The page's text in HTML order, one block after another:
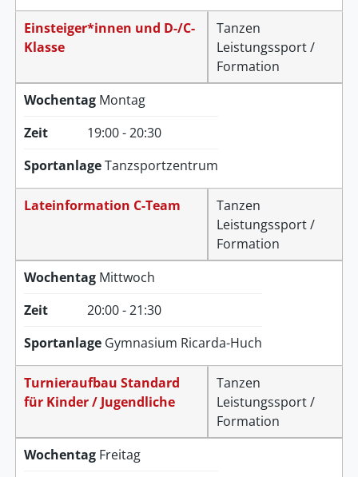
Einsteiger*innen und D-/C-
Klasse
Tanzen
Leistungssport /
Formation
Wochentag Montag
Zeit
19:00 - 20:30
SportanlageTanzsportzentrum
Lateinformation C-Team
Tanzen
Leistungssport /
Formation
Wochentag Mittwoch
Zeit
20:00 - 21:30
Sportanlage Gymnasium Ricarda-Huch
Turnieraufbau Standard
für Kinder / Jugendliche
Tanzen
Leistungssport /
Formation
Wochentag Freitag